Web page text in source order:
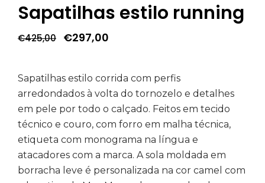
Sapatilhas estilo running
€425,00 O
preço
€425,00.
€297,00
€297,00.
Sapatilhas estilo corrida com perfis
arredondados à volta do tornozelo e detalhes
em pele por todo o calçado. Feitos em tecido
técnico e couro, com forro em malha técnica,
etiqueta com monograma na língua e
atacadores com a marca. A sola moldada em
borracha leve é personalizada na cor camel com